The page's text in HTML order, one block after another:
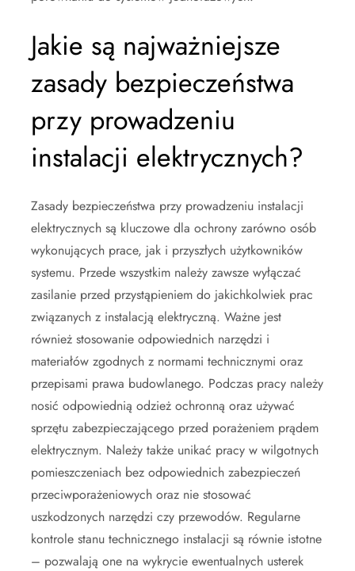
Jakie są najważniejsze
zasady bezpieczeństwa
przy prowadzeniu
instalacji elektrycznych?
Zasady bezpieczeństwa przy prowadzeniu instalacji
elektrycznych są kluczowe dla ochrony zarówno osób
wykonujących prace, jak i przyszłych użytkowników
systemu. Przede wszystkim należy zawsze wyłączać
zasilanie przed przystąpieniem do jakichkolwiek prac
związanych z instalacją elektryczną. Ważne jest
również stosowanie odpowiednich narzędzi i
materiałów zgodnych z normami technicznymi oraz
przepisami prawa budowlanego. Podczas pracy należy
nosić odpowiednią odzież ochronną oraz używać
sprzętu zabezpieczającego przed porażeniem prądem
elektrycznym. Należy także unikać pracy w wilgotnych
pomieszczeniach bez odpowiednich zabezpieczeń
przeciwporażeniowych oraz nie stosować
uszkodzonych narzędzi czy przewodów. Regularne
kontrole stanu technicznego instalacji są równie istotne
– pozwalają one na wykrycie ewentualnych usterek